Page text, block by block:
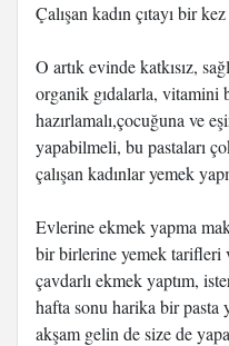
Çalışan kadın çıtayı bir
O artık evinde katkısız,
organik gıdalarla, vitamini
hazırlamalı,çocuğuna ve
yapabilmeli, bu pastaları
çalışan kadınlar yemek
Evlerine ekmek yapma
bir birlerine yemek tarifleri
çavdarlı ekmek yaptım,
hafta sonu harika bir pasta
akşam gelin de size de